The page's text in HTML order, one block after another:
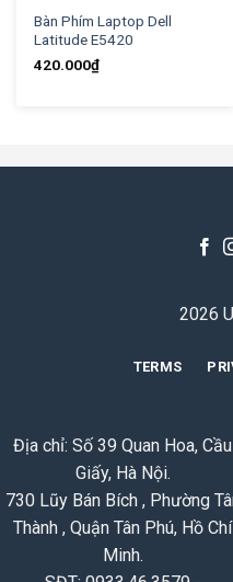
Bàn Phím Laptop Dell
Latitude E5420
420.000₫
2026
TERMS
Địa chỉ: Số 39 Quan Hoa, Cầu
Giấy, Hà Nội.
730 Lũy Bán Bích , Phường
Thành , Quận Tân Phú, Hồ Chí
Minh.